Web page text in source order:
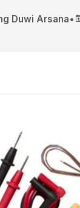
Duwi Arsana•